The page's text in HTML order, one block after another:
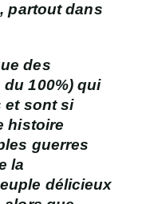
partout dans
des
100%) qui
et sont si
histoire
guerres
la
délicieux